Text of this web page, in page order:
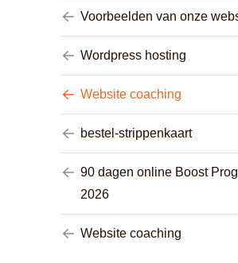
Voorbeelden van onze
Wordpress hosting
Website coaching
bestel-strippenkaart
90 dagen online Boost
2026
Website coaching